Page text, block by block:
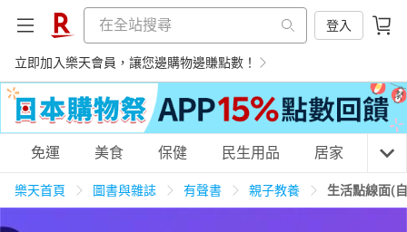
登入
立即加入樂天會員，讓您邊購物邊賺點數！
購物網分類
免運 美食 保健 民生用品 居家 3C
樂天首頁 圖書與雜誌 有聲書 親子教養 生活點線面(